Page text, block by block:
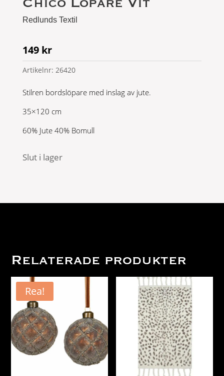
Chico Löpare Vit
Redlunds Textil
149 kr
Artikelnr: 26420
Stilren bordslöpare med inslag av jute.
35×120 cm
60% Jute 40% Bomull
Slut i lager
Relaterade produkter
Rea!